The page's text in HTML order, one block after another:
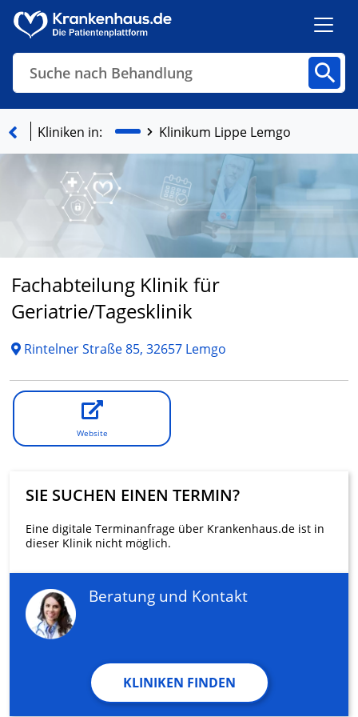
Suche nach Behandlung
Finden
Kliniken in: Klinikum Lippe Lemgo
Fachabteilung Klinik für
Geriatrie/Tagesklinik
Rintelner Straße 85, 32657 Lemgo
Website
SIE SUCHEN EINEN TERMIN?
Eine digitale Terminanfrage über Krankenhaus.de ist in
dieser Klinik nicht möglich.
Beratung und Kontakt
KLINIKEN FINDEN